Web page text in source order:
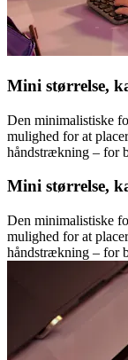
Mini størrelse,
Den minimalistiske
mulighed for at
håndstrækning – for
Mini størrelse,
Den minimalistiske
mulighed for at
håndstrækning – for